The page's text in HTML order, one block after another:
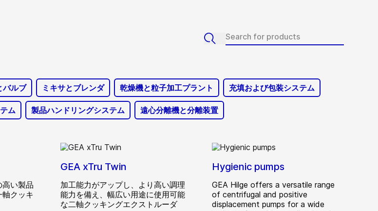
バルブ ミキサとブレンダ 乾燥機と粒子加工プラント 充填および包装システム
ム 製品ハンドリングシステム 遠心分離機と分離装置
高い製品
クッキ
GEA xTru Twin
加工能力がアップし、より高い調理
能力を備え、幅広い用途に使用可能
な二軸クッキングエクストルーダ
Hygienic pumps
GEA Hilge offers a versatile range
of centrifugal and positive
displacement pumps for a wide